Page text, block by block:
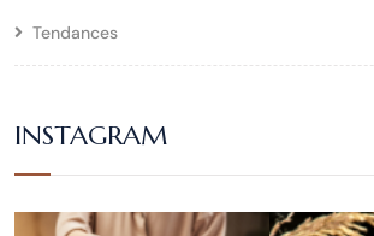
Tendances
INSTAGRAM